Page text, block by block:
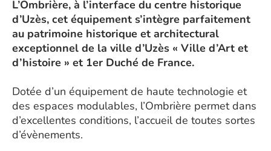
L’Ombrière, à l’interface du centre historique
d’Uzès, cet équipement s’intègre parfaitement
au patrimoine historique et architectural
exceptionnel de la ville d’Uzès « Ville d’Art et
d’histoire » et 1er Duché de France.
Dotée d’un équipement de haute technologie et
des espaces modulables, l’Ombrière permet dans
d’excellentes conditions, l’accueil de toutes sortes
d’évènements.